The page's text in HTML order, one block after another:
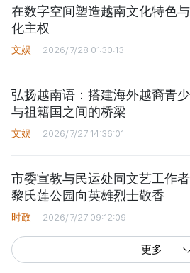
在数字空间塑造越南文化特色
化主权
文娱 2026/7/28 01:30:13
弘扬越南语：搭建海外越裔青
与祖籍国之间的桥梁
文娱 2026/7/27 14:36:01
市委宣教与民运处同文艺工作
黎氏莲公园向英雄烈士敬香
时政 2026/7/27 09:12:09
更多